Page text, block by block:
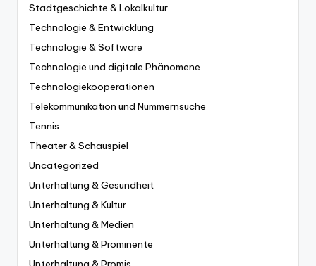
Stadtgeschichte & Lokalkultur
Technologie & Entwicklung
Technologie & Software
Technologie und digitale Phänomene
Technologiekooperationen
Telekommunikation und Nummernsuche
Tennis
Theater & Schauspiel
Uncategorized
Unterhaltung & Gesundheit
Unterhaltung & Kultur
Unterhaltung & Medien
Unterhaltung & Prominente